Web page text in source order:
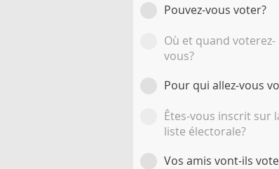
Pouvez-vous voter?
Où et quand voterez-
vous?
Pour qui allez-vous
Êtes-vous inscrit sur
liste électorale?
Vos amis vont-ils